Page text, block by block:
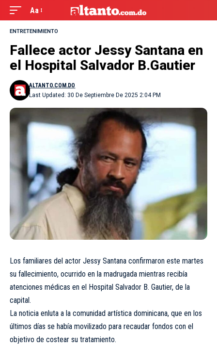
Aa
ENTRETENIMIENTO
Fallece actor Jessy Santana en
el Hospital Salvador B.Gautier
Last Updated: 30 De Septiembre De 2025 2:04 PM
ALTANTO.COM.DO
Los familiares del actor Jessy Santana confirmaron este martes
su fallecimiento, ocurrido en la madrugada mientras recibía
atenciones médicas en el Hospital Salvador B. Gautier, de la
capital.
La noticia enluta a la comunidad artística dominicana, que en los
últimos días se había movilizado para recaudar fondos con el
objetivo de costear su tratamiento.